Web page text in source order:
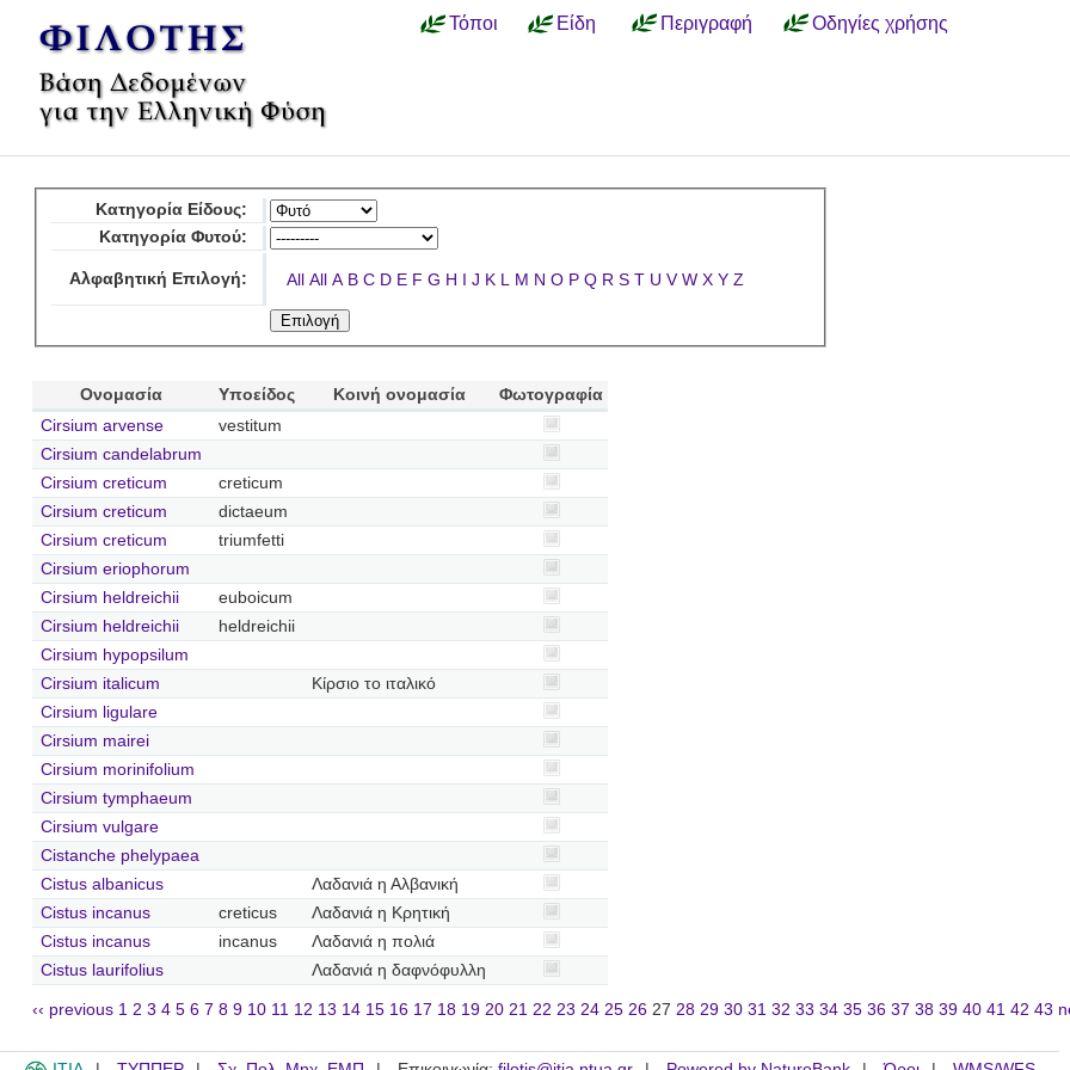
Τόποι Είδη Περιγραφή Οδηγίες χρήσης
Κατηγορία Είδους:
Κατηγορία Φυτού:
Αλφαβητική Επιλογή: All All A B C D E F G H I J K L M N O P Q R S T U V W X Y Z
Ονομασία Υποείδος Κοινή ονομασία
Φωτογραφία
Cirsium arvense
vestitum
Cirsium candelabrum
Cirsium creticum
creticum
Cirsium creticum
dictaeum
Cirsium creticum
triumfetti
Cirsium eriophorum
Cirsium heldreichii
euboicum
Cirsium heldreichii
heldreichii
Cirsium hypopsilum
Cirsium italicum
Κίρσιο το ιταλικό
Cirsium ligulare
Cirsium mairei
Cirsium morinifolium
Cirsium tymphaeum
Cirsium vulgare
Cistanche phelypaea
Cistus albanicus
Λαδανιά η Αλβανική
Cistus incanus
creticus
Λαδανιά η Κρητική
Cistus incanus
incanus
Λαδανιά η πολιά
Cistus laurifolius
Λαδανιά η δαφνόφυλλη
‹‹ previous 1 2 3 4 5 6 7 8 9 10 11 12 13 14 15 16 17 18 19 20 21 22 23 24 25 26 27 28 29 30 31 32 33 34 35 36 37 38 39 40 41 42 43